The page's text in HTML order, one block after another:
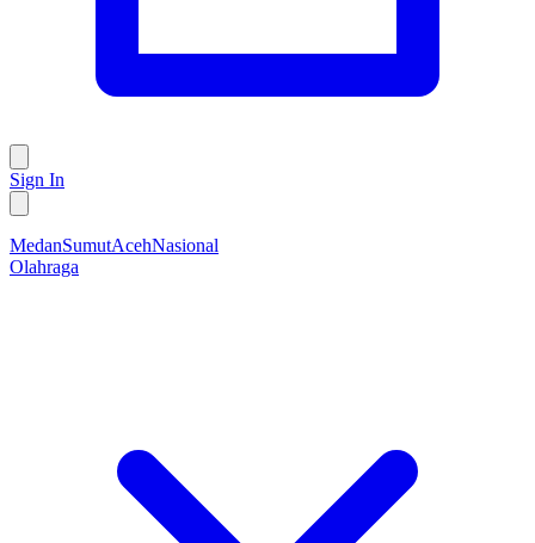
Sign In
MedanSumutAcehNasional
Olahraga